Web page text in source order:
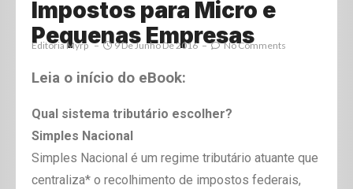
Impostos para Micro e
Pequenas Empresas
Editoria Myrp 9 De Junho De 2016 No Comments
Leia o início do eBook:
Qual sistema tributário escolher?
Simples Nacional
Simples Nacional é um regime tributário atuante que
centraliza* o recolhimento de impostos federais,